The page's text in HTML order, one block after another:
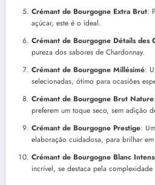
Crémant de Bourgogne Extra Brut:
açúcar, este é o ideal.
Crémant de Bourgogne Détails des
pureza dos sabores de Chardonnay.
Crémant de Bourgogne Millésimé:
selecionadas, ótimo para ocasiões
Crémant de Bourgogne Brut Nature
preferem um toque seco, sem adição
Crémant de Bourgogne Prestige:
elaboração cuidadosa, para brilhar
Crémant de Bourgogne Blanc
incrível, se destaca pela